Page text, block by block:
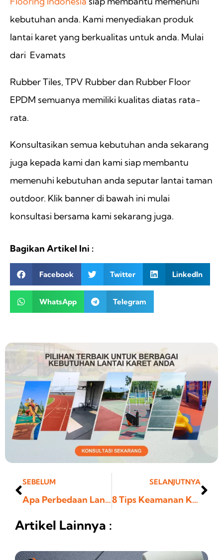
kebutuhan anda. Kami menyediakan produk
lantai karet yang berkualitas untuk anda. Mulai
dari Evamats
Rubber Tiles, TPV Rubber dan Rubber Floor
EPDM semuanya memiliki kualitas diatas rata-
rata.
Konsultasikan semua kebutuhan anda sekarang
juga kepada kami dan kami siap membantu
memenuhi kebutuhan anda seputar lantai taman
outdoor. Klik banner di bawah ini mulai
konsultasi bersama kami sekarang juga.
Bagikan Artikel Ini :
Facebook Twitter LinkedIn
WhatsApp Telegram
Prev
SEBELUM
Apa Perbedaan Lantai Karet dan Lantai Vinyl, Pilih Mana?
SELANJUTNYA
8 Tips Keamanan Kolam Renang yang Mengutamakan Keselamatan
Artikel Lainnya :